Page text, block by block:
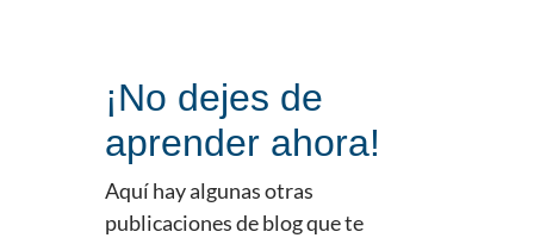
¡No dejes de
aprender ahora!
Aquí hay algunas otras
publicaciones de blog que te